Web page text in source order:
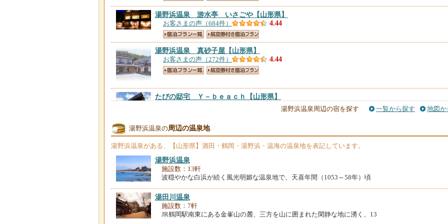
湯野浜温泉 游水亭 いさごや 【山形県】
お客さまの声（684件） 4.44
湯野浜温泉 真砂子屋 【山形県】
お客さまの声（272件） 4.44
たびの邸宅 Ｙ－ｂｅａｃｈ 【山形県】
奥湯野浜温泉 龍の湯
お客さまの声（663件） 4.39
ＫＡＭＥＹＡ ＨＯＴＥＬ
お客さまの声（1259件） 4.37
湯野浜ホテル【山形県】
お客さまの声（46件） 4.3
湯野浜温泉周辺の宿を探す 一覧から探す 地図か
湯野浜温泉の周辺の温泉地
湯野浜温泉がある、【山形県】酒田・鶴岡・湯野浜・温海の温泉地を表記しています。
湯野浜温泉
施設数：13軒
波穏やかな白浜が続く風光明媚な温泉地で、天喜年間（1053～58年）頃
湯田川温泉
施設数：7軒
JR鶴岡駅南東にある金峯山の麓、三方を山に囲まれた閑静な地に湧く、13